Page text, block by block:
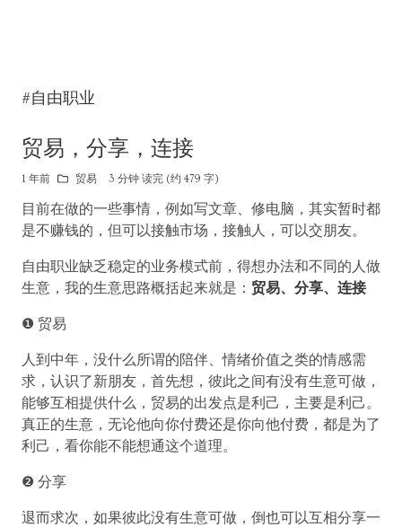
#自由职业
贸易，分享，连接
1 年前 贸易 3 分钟 读完 (约 479 字)
目前在做的一些事情，例如写文章、修电脑，其实暂时都
是不赚钱的，但可以接触市场，接触人，可以交朋友。
自由职业缺乏稳定的业务模式前，得想办法和不同的人做
生意，我的生意思路概括起来就是： 贸易、分享、连接
❶ 贸易
人到中年，没什么所谓的陪伴、情绪价值之类的情感需
求，认识了新朋友，首先想，彼此之间有没有生意可做，
能够互相提供什么，贸易的出发点是利己，主要是利己。
真正的生意，无论他向你付费还是你向他付费，都是为了
利己，看你能不能想通这个道理。
❷ 分享
退而求次，如果彼此没有生意可做，倒也可以互相分享一